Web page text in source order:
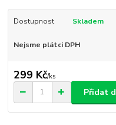
Dostupnost Skladem
Nejsme plátci DPH
299 Kč/ks
Přidat